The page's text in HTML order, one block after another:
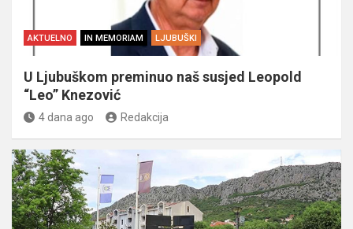
AKTUELNO IN MEMORIAM LJUBUŠKI
U Ljubuškom preminuo naš susjed Leopold
“Leo” Knezović
4 dana ago Redakcija